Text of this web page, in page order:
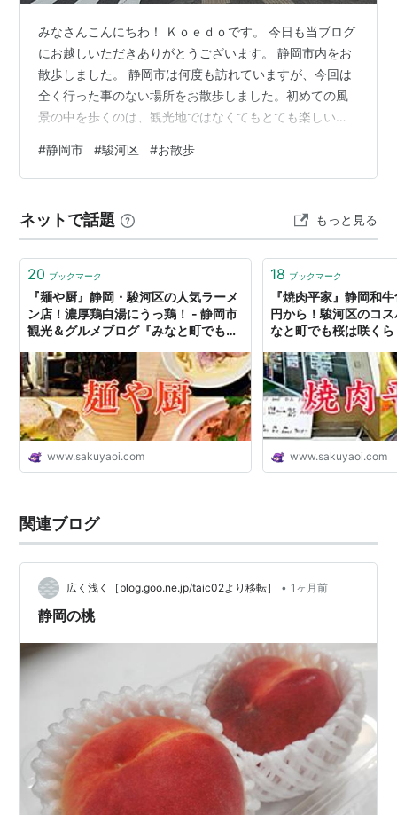
みなさんこんにちわ！ Ｋｏｅｄｏです。 今日も当ブログ
にお越しいただきありがとうございます。 静岡市内をお
散歩しました。 静岡市は何度も訪れていますが、今回は
全く行った事のない場所をお散歩しました。初めての風
景の中を歩くのは、観光地ではなくてもとても楽しいの
の中心地と言う事もあり、人や車もすごく多いです。活
気があって良いですね。 今回は静岡市駿河区を歩きま
ります。 店舗にはまだ入ったことが無いので、今度秋葉
原の店舗にでも行って見ようと思っています。 何気ない
日常の風景。住宅地の中をゆっくり歩き…
#静岡市 #駿河区 #お散歩
ネットで話題 もっと見る
20 ブックマーク
『麺や厨』静岡・駿河区の人気ラーメ
ン店！濃厚鶏白湯にうっ鶏！ - 静岡市
観光＆グルメブログ『みなと町でも桜
www.sakuyaoi.com
18 ブックマーク
『焼肉平家』静岡和
円から！駿河区のコ
なと町でも桜は咲く
www.sakuyaoi.com
関連ブログ
広く浅く［blog.goo.ne.jp/taic02より移転］ • 1ヶ月前
静岡の桃